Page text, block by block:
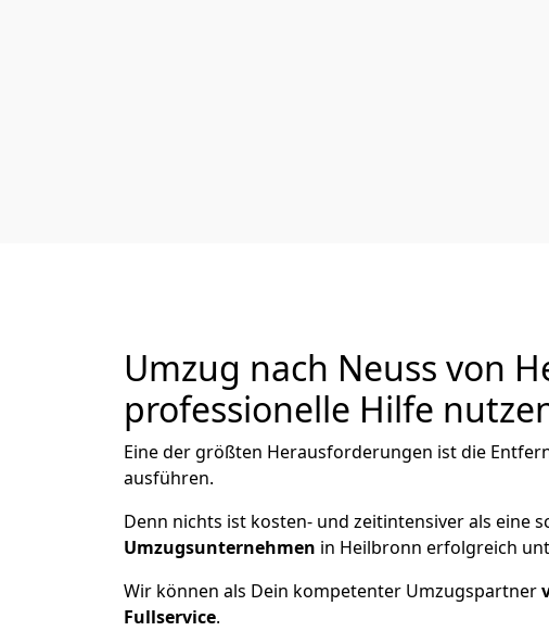
Umzug nach Neuss von
professionelle Hilfe
Eine der größten Herausforderungen ist die
ausführen.
Denn nichts ist kosten- und zeitintensiver als eine
Umzugsunternehmen in Heilbronn erfolgreich
Wir können als Dein kompetenter Umzugspartner
Fullservice.